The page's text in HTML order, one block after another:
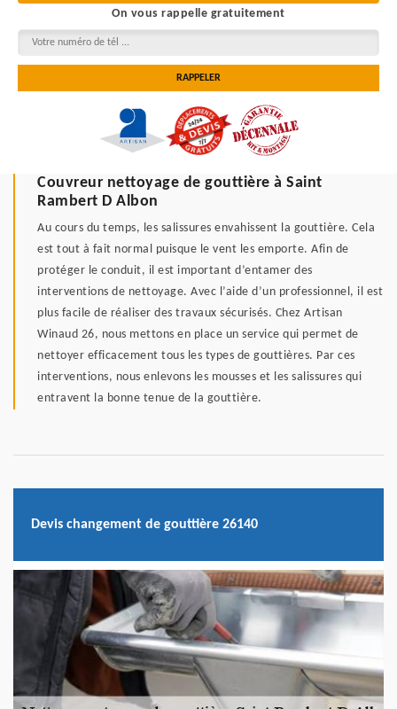
On vous rappelle gratuitement
Couvreur nettoyage de gouttière à Saint
Rambert D Albon
Au cours du temps, les salissures envahissent la gouttière. Cela
est tout à fait normal puisque le vent les emporte. Afin de
protéger le conduit, il est important d’entamer des
interventions de nettoyage. Avec l’aide d’un professionnel, il est
plus facile de réaliser des travaux sécurisés. Chez Artisan
Winaud 26, nous mettons en place un service qui permet de
nettoyer efficacement tous les types de gouttières. Par ces
interventions, nous enlevons les mousses et les salissures qui
entravent la bonne tenue de la gouttière.
Devis changement de gouttière 26140